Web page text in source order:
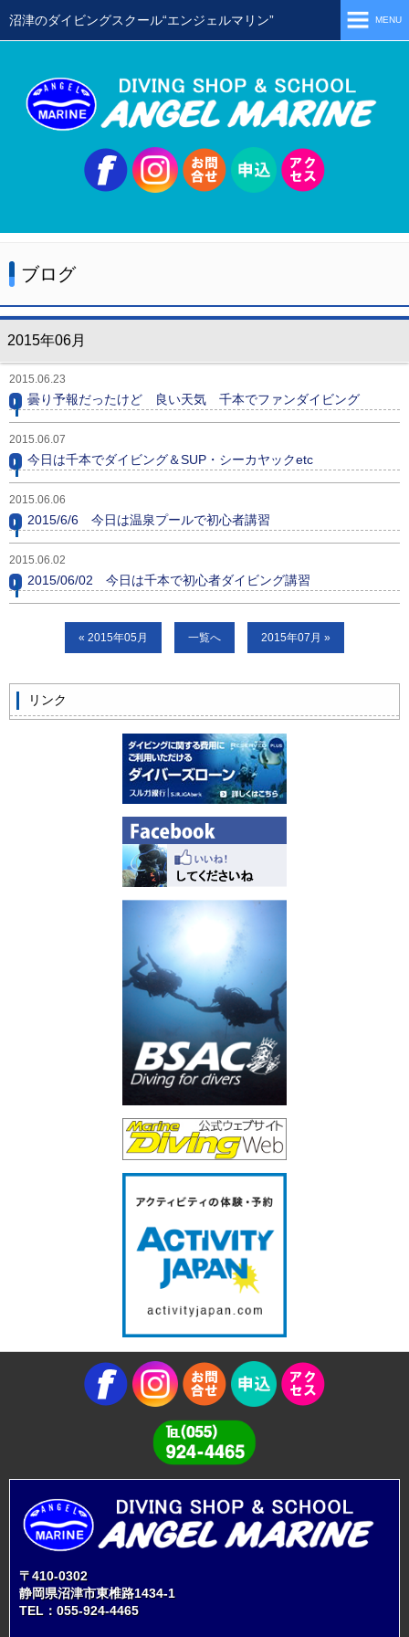
沼津のダイビングスクール“エンジェルマリン” MENU
当店の特徴
スクールメニュー
ステップアップコース
ミニツアー
ビッグツアー
イベント
お客様の声
ブログ
2015年06月
2015.06.23
曇り予報だったけど 良い天気 千本でファンダイビング
2015.06.07
今日は千本でダイビング＆SUP・シーカヤックetc
2015.06.06
2015/6/6 今日は温泉プールで初心者講習
2015.06.02
2015/06/02 今日は千本で初心者ダイビング講習
« 2015年05月 一覧へ 2015年07月 »
リンク
〒410-0302
静岡県沼津市東椎路1434-1
TEL： 055-924-4465